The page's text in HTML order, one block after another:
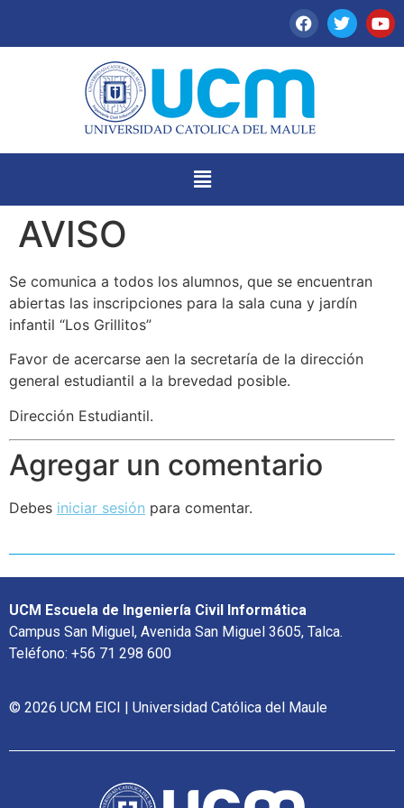
AVISO
Se comunica a todos los alumnos, que se encuentran
abiertas las inscripciones para la sala cuna y jardín
infantil “Los Grillitos”
Favor de acercarse aen la secretaría de la dirección
general estudiantil a la brevedad posible.
Dirección Estudiantil.
Agregar un comentario
Debes iniciar sesión para comentar.
UCM Escuela de Ingeniería Civil Informática
Campus San Miguel, Avenida San Miguel 3605, Talca.
Teléfono: +56 71 298 600
© 2026 UCM EICI | Universidad Católica del Maule